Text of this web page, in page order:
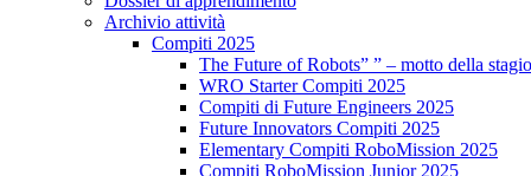
Archivio attività
Compiti 2025
The Future of Robots” ” – motto della
WRO Starter Compiti 2025
Compiti di Future Engineers 2025
Future Innovators Compiti 2025
Elementary Compiti RoboMission 2025
Compiti RoboMission Junior 2025